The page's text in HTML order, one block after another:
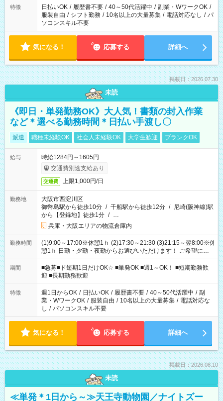
特徴 日払いOK / 履歴書不要 / 40～50代活躍中 / 副業・WワークOK /
服装自由 / シフト勤務 / 10名以上の大量募集 / 電話対応なし / パ
ソコンスキル不要
気になる！ 応募する 詳細へ
掲載日：2026.07.30
未読
《即日・単発勤務OK》大人気！書類の封入作業
など＊選べる勤務時間＊日払い手渡し〇
派遣 職種未経験OK 社会人未経験OK 大学生歓迎 ブランクOK
給与
時給1284円～1605円
交通費別途支給あり
交通費 上限1,000円/日
勤務地
大阪市西淀川区
御幣島駅から徒歩10分 / 千船駅から徒歩12分 / 尼崎(阪神線)駅
から【登録地】徒歩1分 / …
兵庫・大阪エリアの物流倉庫内
勤務時間
(1)9:00～17:00※休憩1ｈ (2)17:30～21:30 (3)21:15～翌8:00※休
憩1ｈ 日勤・夕勤・夜勤からお選びいただけます！ ご希望に合
わせて働けるお仕事です(*^^*) 【その他選べる勤務時間】 8-17
時/9-17時/9-18時/10-18時/11-21時/18-22時/20-翌4時/21-翌5
時/22-翌6時/0-翌8時 ご自身のご都合で選んで頂ける完全自由シ
フト！
期間
■急募■ド短期1日だけOK☆ ■単発OK ■週1～OK！ ■短期勤務歓
迎 ■長期勤務歓迎
特徴 週1日からOK / 日払いOK / 履歴書不要 / 40～50代活躍中 / 副
業・WワークOK / 服装自由 / 10名以上の大量募集 / 電話対応な
し / パソコンスキル不要
気になる！ 応募する 詳細へ
掲載日：2026.08.10
未読
≪単発＊1日から～≫天王寺動物園／ナイトズー